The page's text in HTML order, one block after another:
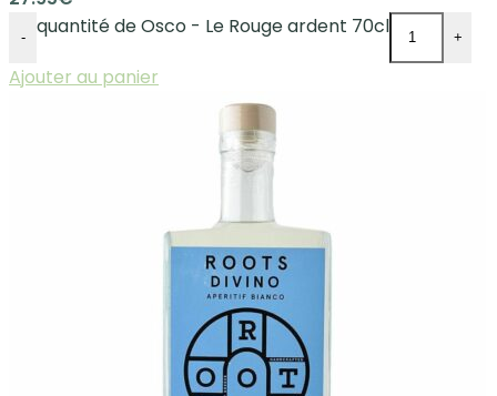
- quantité de Osco - Le Rouge ardent 70cl +
Ajouter au panier